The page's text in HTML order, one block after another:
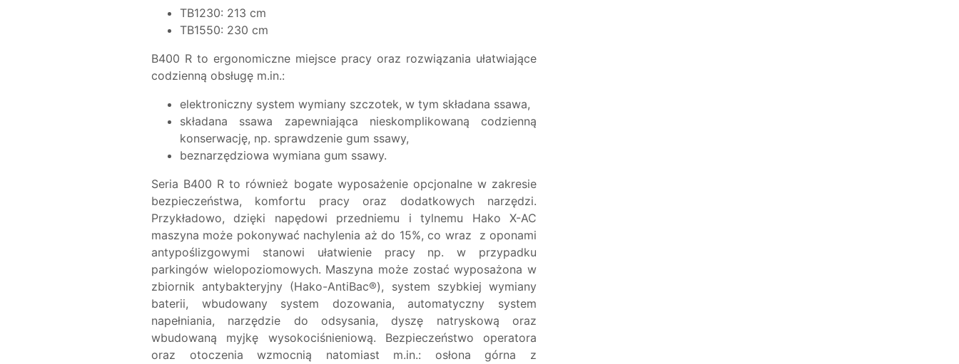
TB1230: 213 cm
TB1550: 230 cm
B400 R to ergonomiczne miejsce pracy oraz rozwiązania ułatwiające
codzienną obsługę m.in.:
elektroniczny system wymiany szczotek, w tym składana ssawa,
składana ssawa zapewniająca nieskomplikowaną codzienną
konserwację, np. sprawdzenie gum ssawy,
beznarzędziowa wymiana gum ssawy.
Seria B400 R to również bogate wyposażenie opcjonalne w zakresie
bezpieczeństwa, komfortu pracy oraz dodatkowych narzędzi.
Przykładowo, dzięki napędowi przedniemu i tylnemu Hako X-AC
maszyna może pokonywać nachylenia aż do 15%, co wraz z oponami
antypoślizgowymi stanowi ułatwienie pracy np. w przypadku
parkingów wielopoziomowych. Maszyna może zostać wyposażona w
zbiornik antybakteryjny (Hako-AntiBac®), system szybkiej wymiany
baterii, wbudowany system dozowania, automatyczny system
napełniania, narzędzie do odsysania, dyszę natryskową oraz
wbudowaną myjkę wysokociśnieniową. Bezpieczeństwo operatora
oraz otoczenia wzmocnią natomiast m.in.: osłona górna z